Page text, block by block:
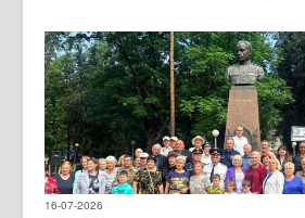
16-07-2026